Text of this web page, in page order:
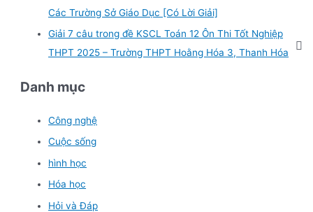
Các Trường Sở Giáo Dục [Có Lời Giải]
Giải 7 câu trong đề KSCL Toán 12 Ôn Thi Tốt Nghiệp
THPT 2025 – Trường THPT Hoằng Hóa 3, Thanh Hóa
Danh mục
Công nghệ
Cuộc sống
hình học
Hóa học
Hỏi và Đáp